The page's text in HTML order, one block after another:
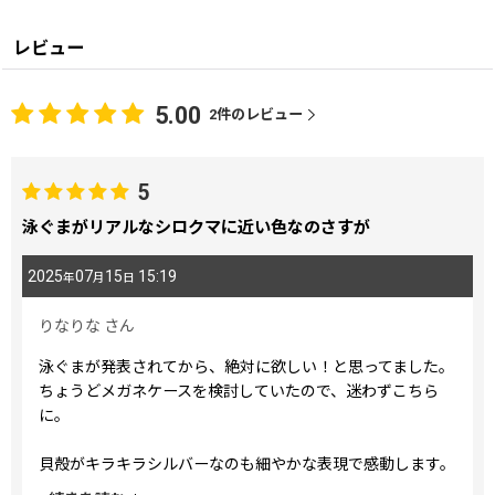
レビュー
5.00 2件のレビュー
5
泳ぐまがリアルなシロクマに近い色なのさすが
2025年07月 15日 15:19
りなりな さん
泳ぐまが発表されてから、絶対に欲しい！と思ってました。
ちょうどメガネケースを検討していたので、迷わずこちら
に。
貝殻がキラキラシルバーなのも細やかな表現で感動します。
両面泳ぐま、とにかく可愛い！！